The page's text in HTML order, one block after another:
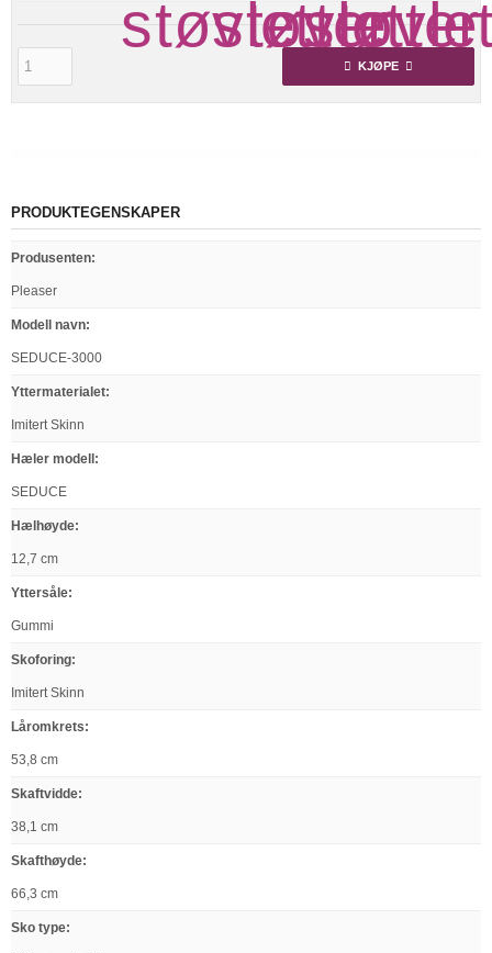
KJØPE
PRODUKTEGENSKAPER
Produsenten:
Pleaser
Modell navn:
SEDUCE-3000
Yttermaterialet:
Imitert Skinn
Hæler modell :
SEDUCE
Hælhøyde:
12,7 cm
Yttersåle:
Gummi
Skoforing:
Imitert Skinn
Låromkrets:
53,8 cm
Skaftvidde:
38,1 cm
Skafthøyde:
66,3 cm
Sko type: